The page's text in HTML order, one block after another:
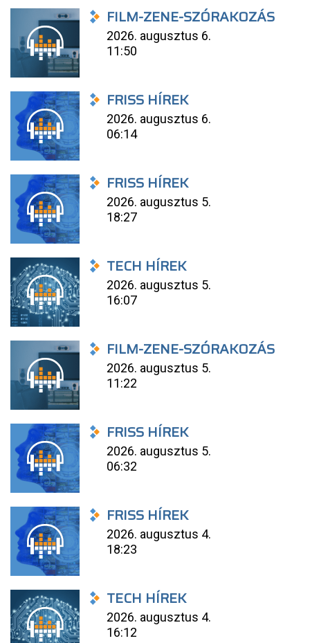
FILM-ZENE-SZÓRAKOZÁS
2026. augusztus 6.
11:50
FRISS HÍREK
2026. augusztus 6.
06:14
FRISS HÍREK
2026. augusztus 5.
18:27
TECH HÍREK
2026. augusztus 5.
16:07
FILM-ZENE-SZÓRAKOZÁS
2026. augusztus 5.
11:22
FRISS HÍREK
2026. augusztus 5.
06:32
FRISS HÍREK
2026. augusztus 4.
18:23
TECH HÍREK
2026. augusztus 4.
16:12